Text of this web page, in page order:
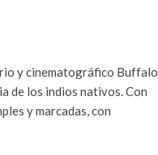
y cinematográfico Buffalo
de los indios nativos. Con
y marcadas, con